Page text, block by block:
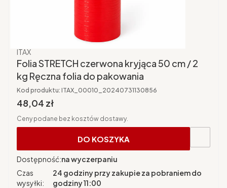
Producent
ITAX
Folia STRETCH czerwona kryjąca 50 cm / 2
kg Ręczna folia do pakowania
Kod produktu: ITAX_00010_20240731130856
Cena brutto
48,04 zł
Ceny podane bez kosztów dostawy.
DO KOSZYKA
Dostępność:na wyczerpaniu
Czas
wysyłki:
24 godziny przy zakupie za pobraniem do
godziny 11:00